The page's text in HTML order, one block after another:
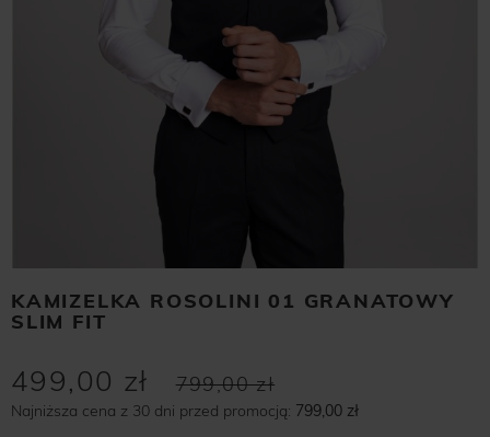
KAMIZELKA ROSOLINI 01 GRANATOWY
SLIM FIT
799,00 zł
499,00 zł
Najniższa cena z 30 dni przed promocją: 799,00 zł